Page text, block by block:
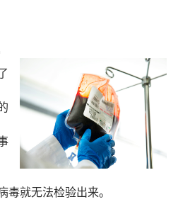
毒就无法检验出来。